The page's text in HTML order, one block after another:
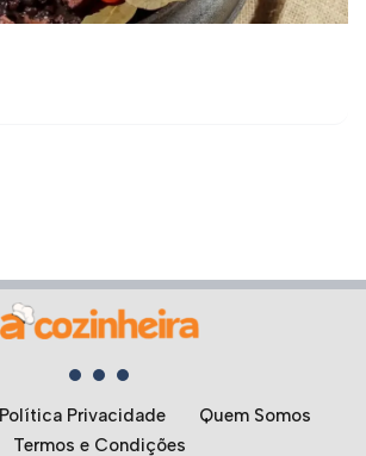
Política Privacidade
Quem Somos
Termos e Condições